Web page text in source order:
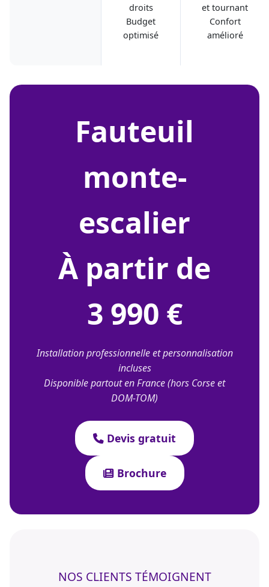
droits
Budget
optimisé
et tournant
Confort
amélioré
fauteuil
monte-
escalier
À partir de
3 990 €
Installation professionnelle et personnalisation
incluses
Disponible partout en France (hors Corse et
DOM-TOM)
Devis gratuit
Brochure
NOS CLIENTS TÉMOIGNENT